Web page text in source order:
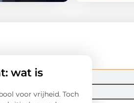
wat is
voor vrijheid. Toch